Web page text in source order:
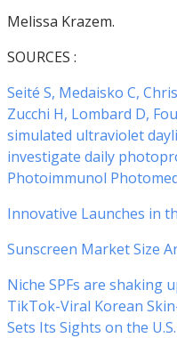
Melissa Krazem.
SOURCES :
Seité S, Medaisko C,
Zucchi H, Lombard D,
simulated ultraviolet
investigate daily
Photoimmunol
Innovative Launches in
Sunscreen Market Size
Niche SPFs are shaking
TikTok-Viral Korean
Sets Its Sights on the U.S.